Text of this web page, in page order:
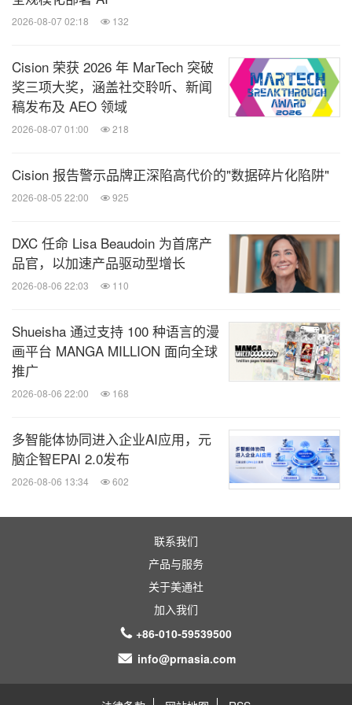
2026-08-07 02:18 132
Cision 荣获 2026 年 MarTech 突破
奖三项大奖，涵盖社交聆听、新闻
稿发布及 AEO 领域
2026-08-07 01:00 218
Cision 报告警示品牌正深陷高代价的"数据碎片化陷阱"
2026-08-05 22:00 925
DXC 任命 Lisa Beaudoin 为首席产
品官，以加速产品驱动型增长
2026-08-06 22:03 110
Shueisha 通过支持 100 种语言的漫
画平台 MANGA MILLION 面向全球
推广
2026-08-06 22:00 168
多智能体协同进入企业AI应用，元
脑企智EPAI 2.0发布
2026-08-06 13:34 602
联系我们
产品与服务
关于美通社
加入我们
+86-010-59539500
info@prnasia.com